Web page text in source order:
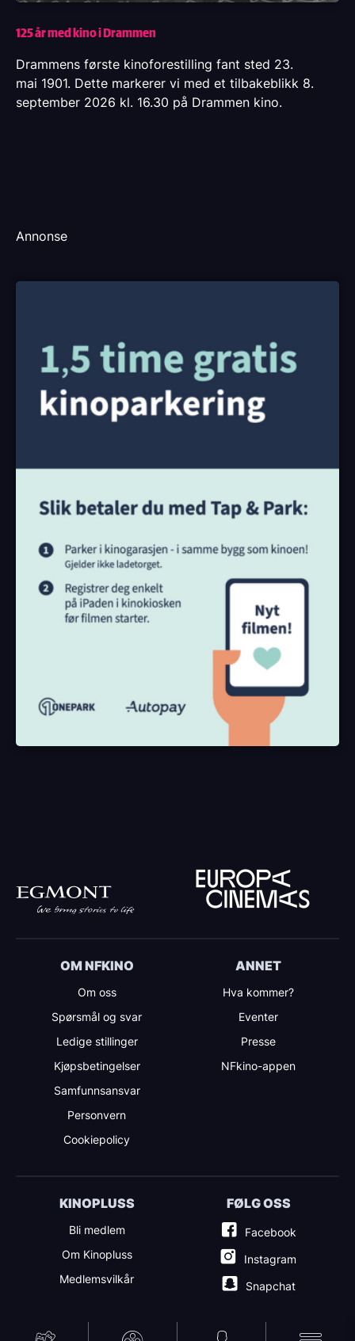
125 år med kino i Drammen
Drammens første kinoforestilling fant sted 23.
mai 1901. Dette markerer vi med et tilbakeblikk 8.
september 2026 kl. 16.30 på Drammen kino.
Annonse
OM NFKINO
Om oss
Spørsmål og svar
Ledige stillinger
Kjøpsbetingelser
Samfunnsansvar
Personvern
Cookiepolicy
ANNET
Hva kommer?
Eventer
Presse
NFkino-appen
KINOPLUSS
Bli medlem
Om Kinopluss
Medlemsvilkår
FØLG OSS
Facebook
Instagram
Snapchat